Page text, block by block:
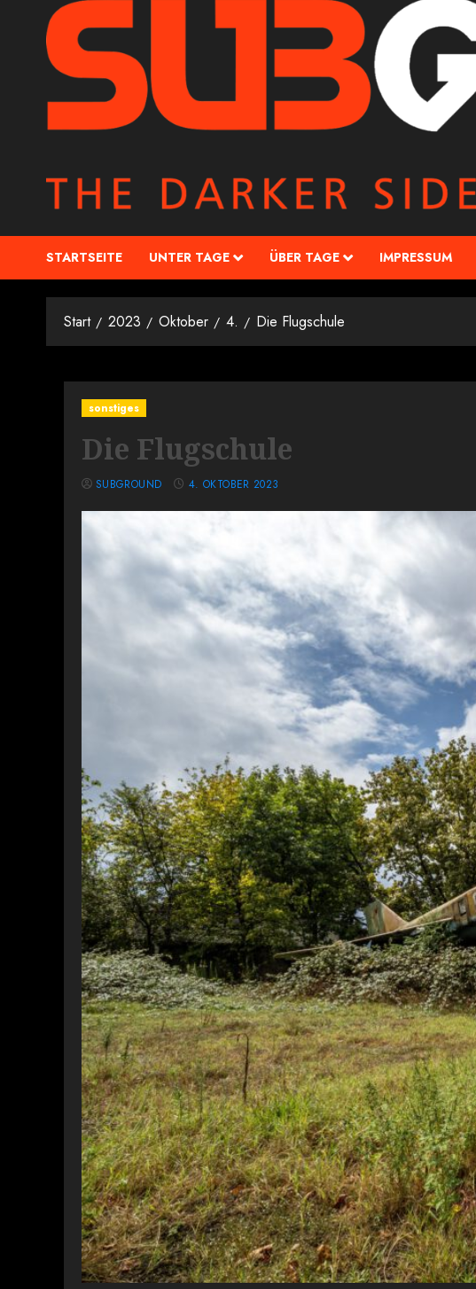
STARTSEITE UNTER TAGE ÜBER TAGE IMPRESSUM
Start 2023 Oktober 4. Die Flugschule
sonstiges
Die Flugschule
SUBGROUND 4. OKTOBER 2023